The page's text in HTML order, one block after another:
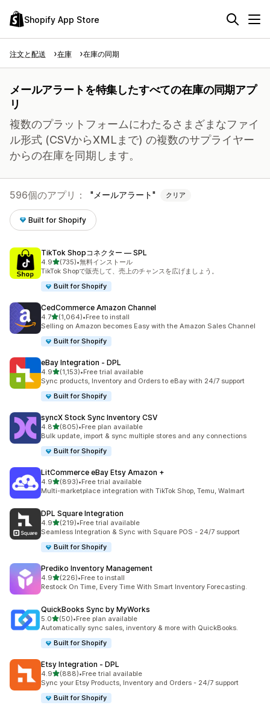
Shopify App Store
注文と配送 在庫 在庫の同期
メールアラートを特集したすべての在庫の同期アプ
リ
複数のプラットフォームにわたるさまざまなファイ
ル形式 (CSVからXMLまで) の複数のサプライヤー
からの在庫を同期します。
596個のアプリ： メールアラート クリア
Built for Shopify
TikTok Shopコネクター — SPL
4.95つ星中
(735)
合計レビュー数：735件
•無料インストール
TikTok Shopで販売して、売上のチャンスを広げましょう。
Built for Shopify
CedCommerce Amazon Channel
4.75つ星中
(1,064)
合計レビュー数：1064件
•Free to install
Selling on Amazon becomes Easy with the Amazon Sales Channel
Built for Shopify
eBay Integration ‑ DPL
4.95つ星中
(1,153)
合計レビュー数：1153件
•Free trial available
Sync products, Inventory and Orders to eBay with 24/7 support
Built for Shopify
syncX Stock Sync Inventory CSV
4.85つ星中
(805)
合計レビュー数：805件
•Free plan available
Bulk update, import & sync multiple stores and any connections
Built for Shopify
LitCommerce eBay Etsy Amazon +
4.95つ星中
(893)
合計レビュー数：893件
•Free trial available
Multi-marketplace integration with TikTok Shop, Temu, Walmart
DPL Square Integration
4.95つ星中
(219)
合計レビュー数：219件
•Free trial available
Seamless Integration & Sync with Square POS - 24/7 support
Built for Shopify
Prediko Inventory Management
4.95つ星中
(226)
合計レビュー数：226件
•Free to install
Restock On Time, Every Time With Smart Inventory Forecasting.
QuickBooks Sync by MyWorks
5.05つ星中
(50)
合計レビュー数：50件
•Free plan available
Automatically sync sales, inventory & more with QuickBooks.
Built for Shopify
Etsy Integration ‑ DPL
4.95つ星中
(888)
合計レビュー数：888件
•Free trial available
Sync your Etsy Products, Inventory and Orders - 24/7 support
Built for Shopify